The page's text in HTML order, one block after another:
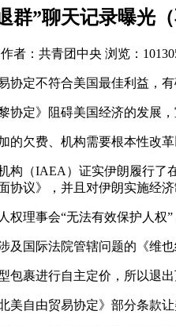
群”聊天记录曝光（
作者：共青团中央 浏览：
协定不符合美国最佳利益，
协定》阻碍美国经济的发展
的欠费、机构需要根本性改
构（IAEA）证实伊朗履行
协议》，并且对伊朗实施经济
权理事会“无法有效保护人权
及国际法院管辖问题的《维
包裹进行自主定价，所以退出
美自由贸易协定》部分条款